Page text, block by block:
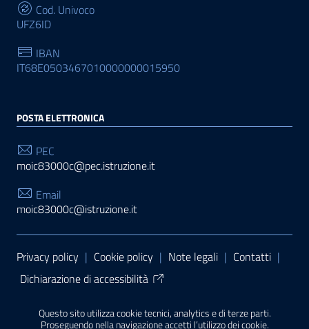
Questo sito utilizza cookie tecnici, analytics e di terze parti.
Proseguendo nella navigazione accetti l’utilizzo dei cookie.
Cod. Univoco
UFZ6ID
IBAN
IT68E0503467010000000015950
POSTA ELETTRONICA
PEC
moic83000c@pec.istruzione.it
Email
moic83000c@istruzione.it
Sezione Link Utili
Privacy policy | Cookie policy | Note legali | Contatti |
Dichiarazione di accessibilità
PA di AgID
| Realizzato con WordPress da